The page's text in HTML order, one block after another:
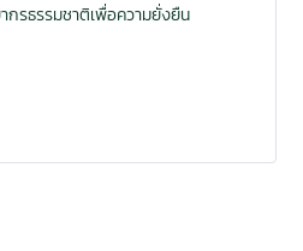
รธรรมชาติเพื่อความยั่งยืน